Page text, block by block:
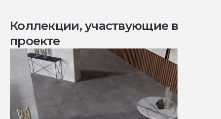
Коллекции, участвующие в
проекте